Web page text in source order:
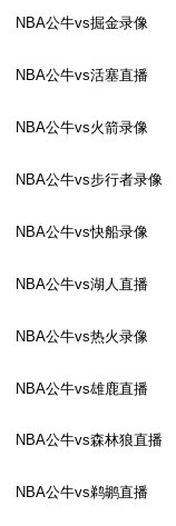
NBA公牛vs掘金录像
NBA公牛vs活塞直播
NBA公牛vs火箭录像
NBA公牛vs步行者录像
NBA公牛vs快船录像
NBA公牛vs湖人直播
NBA公牛vs热火录像
NBA公牛vs雄鹿直播
NBA公牛vs森林狼直播
NBA公牛vs鹈鹕直播